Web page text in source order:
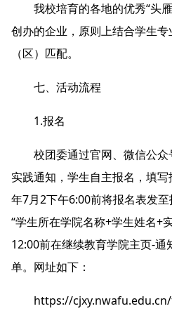
我校培育的各地的优秀“头
创办的企业，原则上结合学生专
（区）匹配。
七、活动流程
1.报名
校团委通过官网、微信公
实践通知，学生自主报名，填
年7月2下午6:00前将报名表发
“学生所在学院名称+学生姓名+
12:00前在继续教育学院主页-通
单。网址如下：
https://